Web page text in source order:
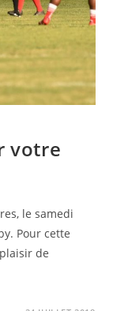
votre
le samedi
Pour cette
de